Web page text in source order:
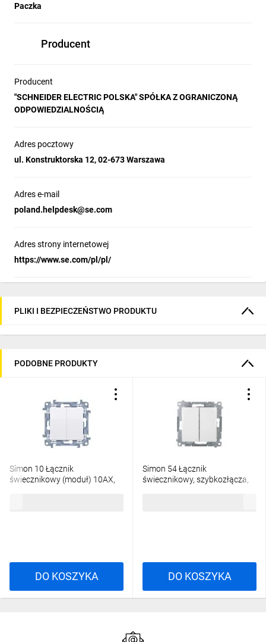
Paczka
Producent
Producent
"SCHNEIDER ELECTRIC POLSKA" SPÓŁKA Z OGRANICZONĄ
ODPOWIEDZIALNOŚCIĄ
Adres pocztowy
ul. Konstruktorska 12, 02-673 Warszawa
Adres e-mail
poland.helpdesk@se.com
Adres strony internetowej
https://www.se.com/pl/pl/
PLIKI I BEZPIECZEŃSTWO PRODUKTU
PODOBNE PRODUKTY
Simon 10 Łącznik
świecznikowy (moduł) 10AX,
DO KOSZYKA
Simon 54 Łącznik
świecznikowy, szybkozłącza,
DO KOSZYKA